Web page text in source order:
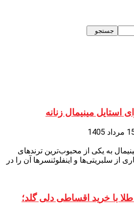
استایل مینیمال زنانه
1405
به یکی از محبوب‌ترین ترندهای
از سلبریتی‌ها و اینفلوئنسرها آن را در
با خرید اقساطی دلی گلد؛